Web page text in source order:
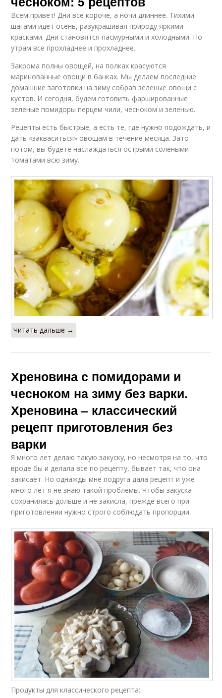
Всем привет! Дни все короче, а ночи длиннее. Тихими
шагами идет осень, разукрашивая природу яркими
красками. Дни становятся пасмурными и холодными. По
утрам все прохладнее и прохладнее.
Закрома полны овощей, на полках красуются
маринованные овощи в банках. Мы делаем последние
домашние заготовки на зиму собрав зеленые овощи с
кустов. И сегодня, будем готовить фаршированные
зеленые помидоры перцем чили, чесноком и зеленью.
Рецепты есть быстрые, а есть те, где нужно подождать, и
дать «закваситься» овощам в течение месяца. Зато
потом, вы будете наслаждаться острыми солеными
томатами всю зиму.
Читать дальше →
Хреновина с помидорами и
чесноком на зиму без варки.
Хреновина – классический
рецепт приготовления без
варки
Я много лет делаю такую закуску, но несмотря на то, что
вроде бы и делала все по рецепту, бывает так, что она
закисает. Но однажды мне подруга дала рецепт и уже
много лет я не знаю такой проблемы. Чтобы закуска
сохранилась дольше и не закисла, прежде всего при
приготовлении нужно строго соблюдать пропорции.
Продукты для классического рецепта: